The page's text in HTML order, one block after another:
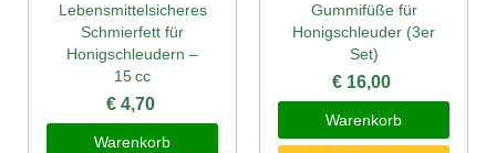
Lebensmittelsicheres
Schmierfett für
Honigschleudern –
15 cc
€ 4,70
Warenkorb
Gummifüße für
Honigschleuder (3er
Set)
€ 16,00
Warenkorb